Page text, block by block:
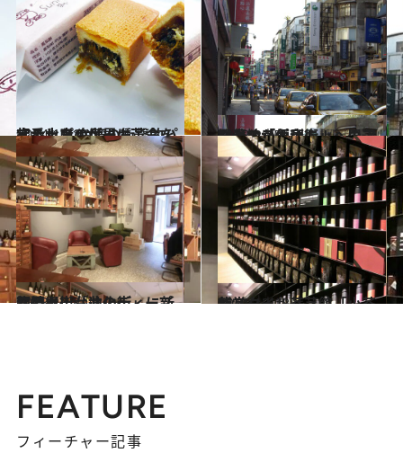
2014.12.12
定番土産の世界に革命を起こした 台湾の衝撃的パイナップルケーキ
旅＆お出かけ 2013.2.25
観光地「永康街」へのアクセスが便利に！ 周辺お薦めスポット
旅＆お出かけ
2013.10.8
注目！ 台北のディープな問屋街「迪化街」に新顔続々
旅＆お出かけ 2011.12.18
新スタイル茶芸館「小茶栽堂」
旅＆お出かけ
FEATURE
フィーチャー記事